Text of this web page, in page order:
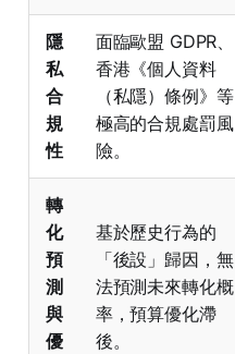
隱
私
合
規
性
面臨歐盟 GDPR、
香港《個人資料
（私隱）條例》等
極高的合規處罰風
險。
轉
化
預
測
與
優
基於歷史行為的
「後設」歸因，無
法預測未來轉化概
率，預算優化滯
後。